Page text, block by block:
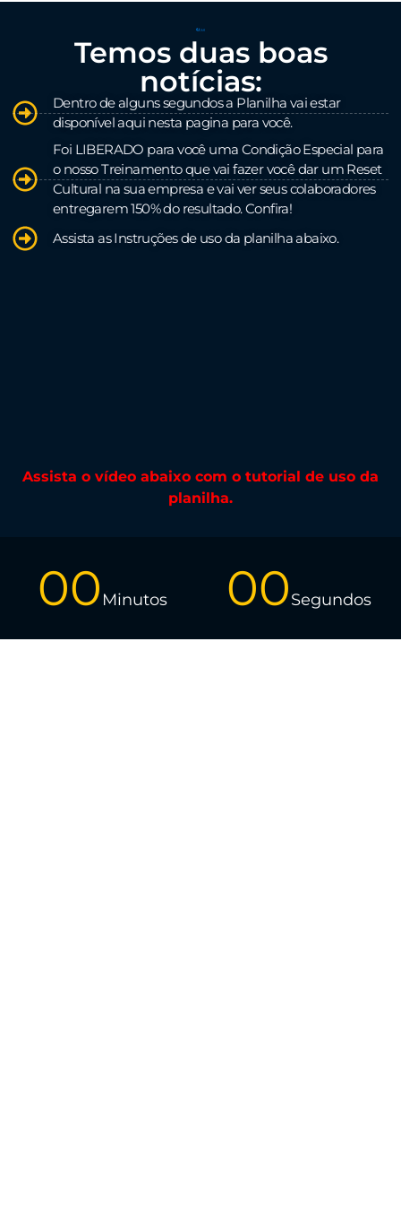
Temos duas boas
notícias:
Dentro de alguns segundos a Planilha vai estar
disponível aqui nesta pagina para você.
Foi LIBERADO para você uma Condição Especial para
o nosso Treinamento que vai fazer você dar um Reset
Cultural na sua empresa e vai ver seus colaboradores
entregarem 150% do resultado. Confira!
​Assista as Instruções de uso da planilha abaixo.
Assista o vídeo abaixo com o tutorial de uso da
planilha.
00 Minutos 00Segundos